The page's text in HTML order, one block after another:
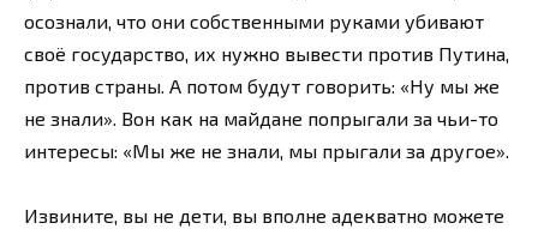
осознали, что они собственными руками убивают
своё государство, их нужно вывести против Путина,
против страны. А потом будут говорить: «Ну мы же
не знали». Вон как на майдане попрыгали за чьи-то
интересы: «Мы же не знали, мы прыгали за другое».
Извините, вы не дети, вы вполне адекватно можете